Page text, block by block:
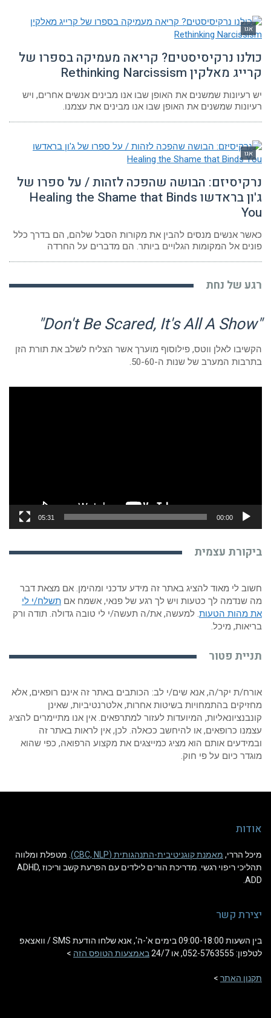
אגו
כולנו נרקיסיסטים? קריאה מעמיקה בספרו של
קרייג מאלקין Rethinking Narcissism
יש רעיונות שמשנים את האופן שבו אנו מבינים אנשים אחרים, ויש
רעיונות שמשנים את האופן שבו אנו מבינים את עצמנו.
אגו
נרקיסיזם: הבושה שהפכה לזהות / על ספרו של
ג'ון בראדשו Healing the Shame that Binds
You
כאשר אנשים מנסים להבין את מקורות הסבל שלהם, הם בדרך כלל
פונים אל המקומות הגלויים ביותר. הם מדברים על החרדה
רגע של נחת
"Don't Be Scared, It's All A Show"
הקשיבו לאלן ווטס, פילוסוף מוערך אשר הצליח לשלב את תורת הזן
בתרבות המערב של שנות ה-50-60.
00:00
05:31
ביקורת עצמית
חשוב לי מאוד להציג באתר זה מידע עדכני ומהימן. אם מצאת דבר
מה שנדמה לך כטעות ויש לך רגע של פנאי, אשמח אם תשלח/י לי
את מהות הטעות. למעשה, את/ה תעשה/י לי טובה גדולה. תודה ורק
בריאות, מיכל.
תניית פטור
אורח/ת יקר/ה, אנא שים/י לב: הכותבים באתר זה אינם רופאים, אלא
מחזיקים בהתמחויות בשיטות אחרות, אלטרנטיביות, שאינן
קונבנציונאליות, המיועדות לעזור למתרפאים. אין אנו מתיימרים להציג
עצמנו כרופאים, או להיחשב ככאלה. לכן, אין לראות באתר זה
ובמידעים אותם הוא מציג כמייצגים את מקצוע הרפואה, כפי שהוא
מוגדר כיום על פי חוק.
אודות
מיכל הררי, מאמנת קוגניטיבית-התנהגותית (CBC, NLP)
. מטפלת ומלווה
תהליכי ריפוי רגשי. מדריכת הורים לילדים עם הפרעת קשב וריכוז ADHD,
ADD.
יצירת קשר
בין השעות 09:00-18:00 בימים א'-ה', אנא שלחו הודעת SMS / וואצאפ
לטלפון: 052-5763555, או 24/7
באמצעות הטופס הזה >
תקנון האתר >